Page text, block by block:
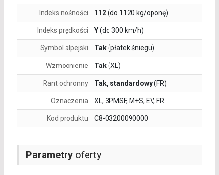
Parametryoferty
Indeks nośności 112(do 1120 kg/oponę)
Indeks prędkości Y(do 300 km/h)
Symbol alpejski Tak(płatek śniegu)
Wzmocnienie Tak(XL)
Rant ochronny Tak, standardowy(FR)
Oznaczenia XL, 3PMSF, M+S, EV, FR
Kod produktu C8-03200090000